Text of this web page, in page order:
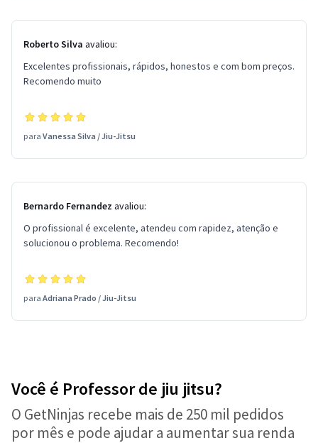
Roberto Silva avaliou:
Excelentes profissionais, rápidos, honestos e com bom preços.
Recomendo muito
para Vanessa Silva /Jiu-Jitsu
Bernardo Fernandez avaliou:
O profissional é excelente, atendeu com rapidez, atenção e
solucionou o problema. Recomendo!
para Adriana Prado /Jiu-Jitsu
Você é Professor de jiu jitsu?
O GetNinjas recebe mais de 250 mil pedidos
por mês e pode ajudar a aumentar sua renda